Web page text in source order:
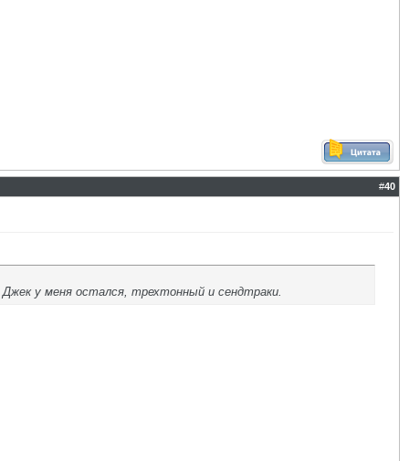
#40
Джек у меня остался, трехтонный и сендтраки.